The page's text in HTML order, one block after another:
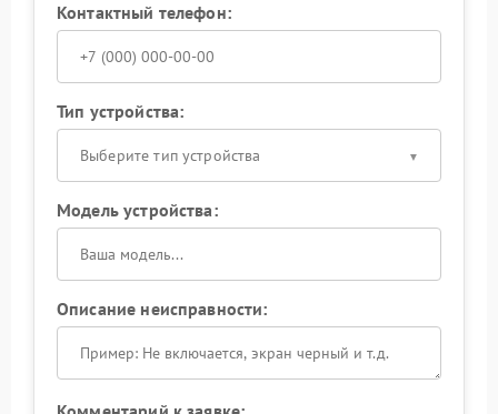
Контактный телефон:
Тип устройства:
Выберите тип устройства
Модель устройства:
Описание неисправности: